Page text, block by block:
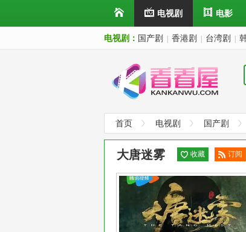
电视剧 电影
电视剧： 国产剧 香港剧 台湾剧
首页 电视剧 国产剧
大唐迷雾 收藏
订阅
阅